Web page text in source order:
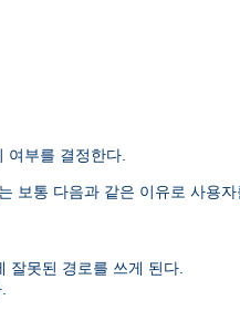
여부를 결정한다.
는 보통 다음과 같은 이유로 사용
잘못된 경로를 쓰게 된다.